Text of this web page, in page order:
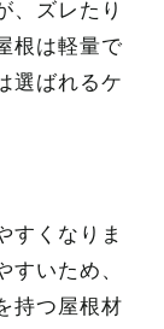
、ズレたり
根は軽量で
選ばれるケ
すくなりま
いため、
持つ屋根材